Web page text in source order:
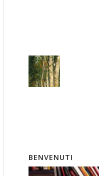
BENVENUTI